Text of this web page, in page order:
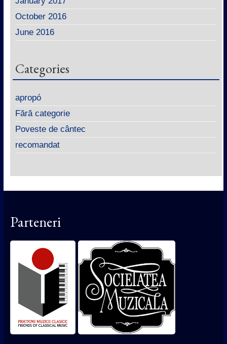
October 2016
June 2016
Categories
apropó
Fără categorie
Poveste de cântec
recomandat
Parteneri